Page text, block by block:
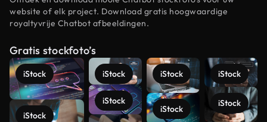
website of elk project. Download gratis hoogwaardige
royaltyvrije Chatbot afbeeldingen.
Gratis stockfoto’s
iStock
iStock
iStock
iStock
iStock
iStock
iStock
iStock